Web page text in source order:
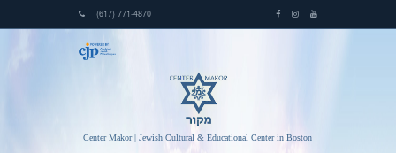
(617) 771-4870
Center Makor | Jewish Cultural & Educational Center in Boston